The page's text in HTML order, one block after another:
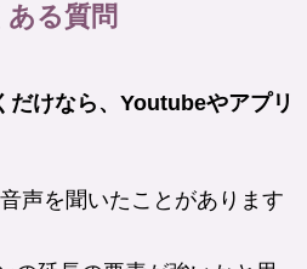
ある質問
だけなら、Youtubeやアプリ
声を聞いたことがあります